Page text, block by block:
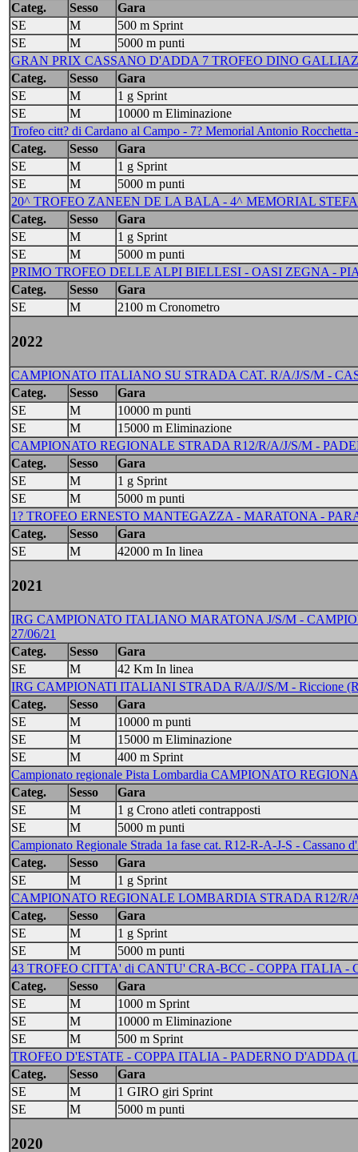
Categ.
Sesso
Gara
SE
M
500 m Sprint
SE
M
5000 m punti
GRAN PRIX CASSANO D'ADDA 7 TROFEO DINO
Categ.
Sesso
Gara
SE
M
1 g Sprint
SE
M
10000 m Eliminazione
Trofeo citt? di Cardano al Campo - 7? Memorial Antonio
Categ.
Sesso
Gara
SE
M
1 g Sprint
SE
M
5000 m punti
20^ TROFEO ZANEEN DE LA BALA - 4^ MEMORIAL
Categ.
Sesso
Gara
SE
M
1 g Sprint
SE
M
5000 m punti
PRIMO TROFEO DELLE ALPI BIELLESI - OASI ZEGNA -
Categ.
Sesso
Gara
SE
M 2100 m Cronometro
2022
CAMPIONATO ITALIANO SU STRADA CAT. R/A/J/S/M -
Categ.
Sesso
Gara
SE
M
10000 m punti
SE
M
15000 m Eliminazione
CAMPIONATO REGIONALE STRADA R12/R/A/J/S/M -
Categ.
Sesso
Gara
SE
M
1 g Sprint
SE
M
5000 m punti
1? TROFEO ERNESTO MANTEGAZZA - MARATONA -
Categ.
Sesso
Gara
SE
M 42000 m In linea
2021
IRG CAMPIONATO ITALIANO MARATONA J/S/M -
27/06/21
Categ.
Sesso
Gara
SE
M
42 Km In linea
IRG CAMPIONATI ITALIANI STRADA R/A/J/S/M - Riccione
Categ.
Sesso
Gara
SE
M
10000 m punti
SE
M
15000 m Eliminazione
SE
M
400 m Sprint
Campionato regionale Pista Lombardia CAMPIONATO
Categ.
Sesso
Gara
SE
M
1 g Crono atleti contrapposti
SE
M
5000 m punti
Campionato Regionale Strada 1a fase cat. R12-R-A-J-S - Cassano
Categ.
Sesso
Gara
SE
M
1 g Sprint
CAMPIONATO REGIONALE LOMBARDIA STRADA R12/R/
Categ.
Sesso
Gara
SE
M
1 g Sprint
SE
M
5000 m punti
43 TROFEO CITTA' di CANTU' CRA-BCC - COPPA ITALIA -
Categ.
Sesso
Gara
SE
M
1000 m Sprint
SE
M
10000 m Eliminazione
SE
M
500 m Sprint
TROFEO D'ESTATE - COPPA ITALIA - PADERNO D'ADDA
Categ.
Sesso
Gara
SE
M
1 GIRO giri Sprint
SE
M 5000 m punti
2020